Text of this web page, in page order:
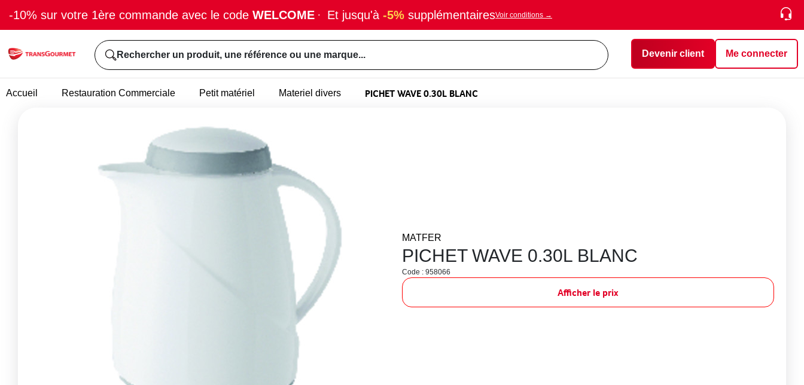
-10% sur votre 1ère commande avec le code WELCOME · Et jusqu'à -5% supplémentairesVoir conditions →
Rechercher un produit, une référence ou une marque... Devenir client Me connecter
Accueil Restauration Commerciale Petit matériel Materiel divers PICHET WAVE 0.30L BLANC
MATFER
PICHET WAVE 0.30L BLANC
Code : 958066
Afficher le prix